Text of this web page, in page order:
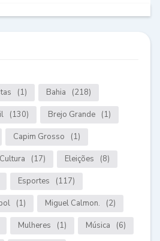
(1) Bahia (218)
(130) Brejo Grande (1)
Capim Grosso (1)
Cultura (17) Eleições (8)
Esportes (117)
(1) Miguel Calmon. (2)
Mulheres (1) Música (6)